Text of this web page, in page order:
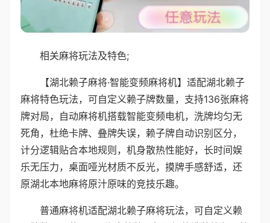
相关麻将玩法及特色;
【湖北赖子麻将·智能变频麻将机】适配湖北赖子
麻将特色玩法，可自定义赖子牌数量，支持136张麻将
牌对局，自动麻将机搭载智能变频电机，洗牌均匀无
死角，杜绝卡牌、叠牌失误，赖子牌自动识别区分，
计分逻辑贴合本地规则，机身散热性能好，长时间娱
乐无压力，桌面哑光材质不反光，摸牌手感舒适，还
原湖北本地麻将原汁原味的竞技乐趣。
普通麻将机适配湖北赖子麻将玩法，可自定义赖